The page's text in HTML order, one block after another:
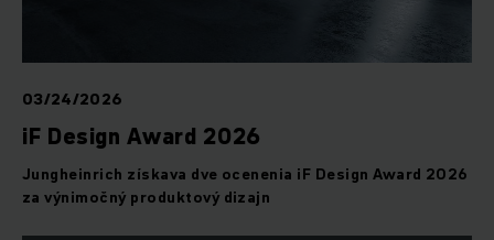
03/24/2026
iF Design Award 2026
Jungheinrich získava dve ocenenia iF Design Award 2026
za výnimočný produktový dizajn